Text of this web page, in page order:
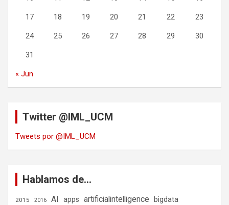
17 18 19 20 21 22 23
24 25 26 27 28 29 30
31
« Jun
Twitter @IML_UCM
Tweets por @IML_UCM
Hablamos de…
2015 2016 AI apps artificialintelligence bigdata